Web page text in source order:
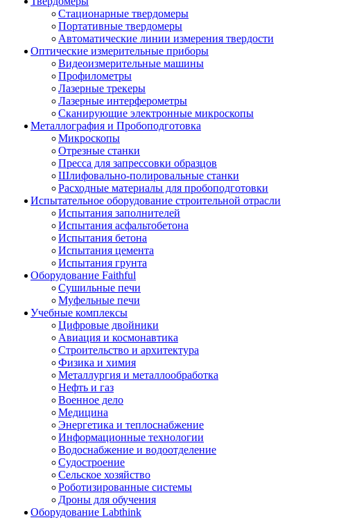
Стационарные твердомеры
Портативные твердомеры
Автоматические линии измерения твердости
Оптические измерительные приборы
Видеоизмерительные машины
Профилометры
Лазерные трекеры
Лазерные интерферометры
Сканирующие электронные микроскопы
Металлография и Пробоподготовка
Микроскопы
Отрезные станки
Пресса для запрессовки образцов
Шлифовально-полировальные станки
Расходные материалы для пробоподготовки
Испытательное оборудование строительной отрасли
Испытания заполнителей
Испытания асфальтобетона
Испытания бетона
Испытания цемента
Испытания грунта
Оборудование Faithful
Сушильные печи
Муфельные печи
Учебные комплексы
Цифровые двойники
Авиация и космонавтика
Строительство и архитектура
Физика и химия
Металлургия и металлообработка
Нефть и газ
Военное дело
Медицина
Энергетика и теплоснабжение
Информационные технологии
Водоснабжение и водоотделение
Судостроение
Сельское хозяйство
Роботизированные системы
Дроны для обучения
Оборудование Labthink